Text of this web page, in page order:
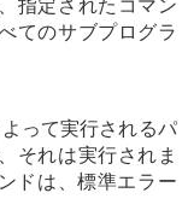
指定されたコマン
てのサブプログラ
って実行されるパ
それは実行されま
ドは、標準エラー